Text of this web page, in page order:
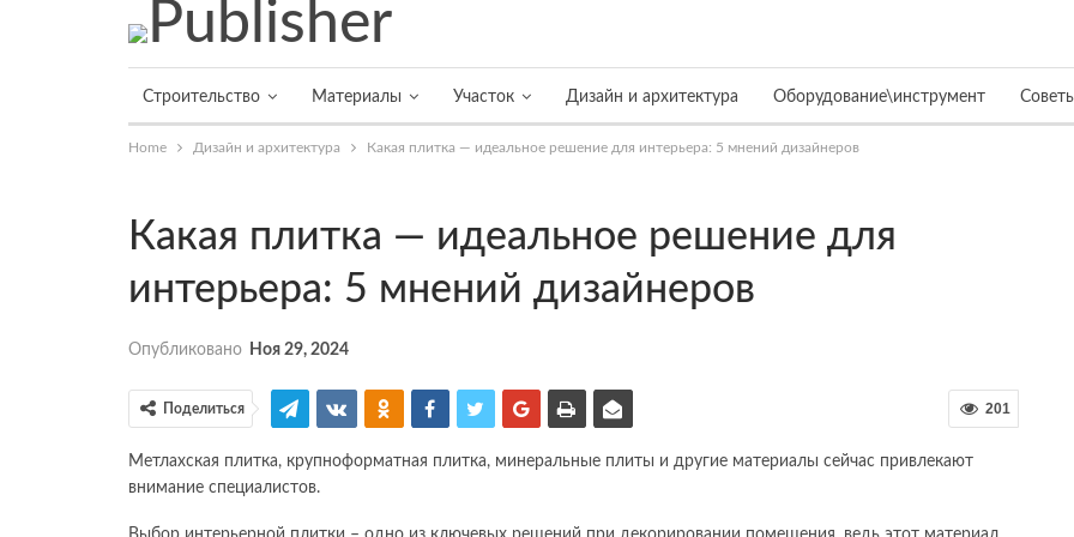
Строительство Материалы Участок Дизайн и архитектура Оборудование\инструмент
Home Дизайн и архитектура Какая плитка — идеальное решение для интерьера: 5 мнений дизайнеров
Какая плитка — идеальное решение для
интерьера: 5 мнений дизайнеров
Опубликовано Ноя 29, 2024
201
Поделиться
Метлахская плитка, крупноформатная плитка, минеральные плиты и другие материалы сейчас привлекают
внимание специалистов.